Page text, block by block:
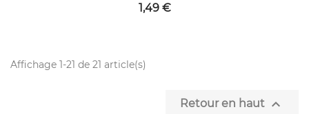
1,49 €
Affichage 1-21 de 21 article(s)
Retour en haut 